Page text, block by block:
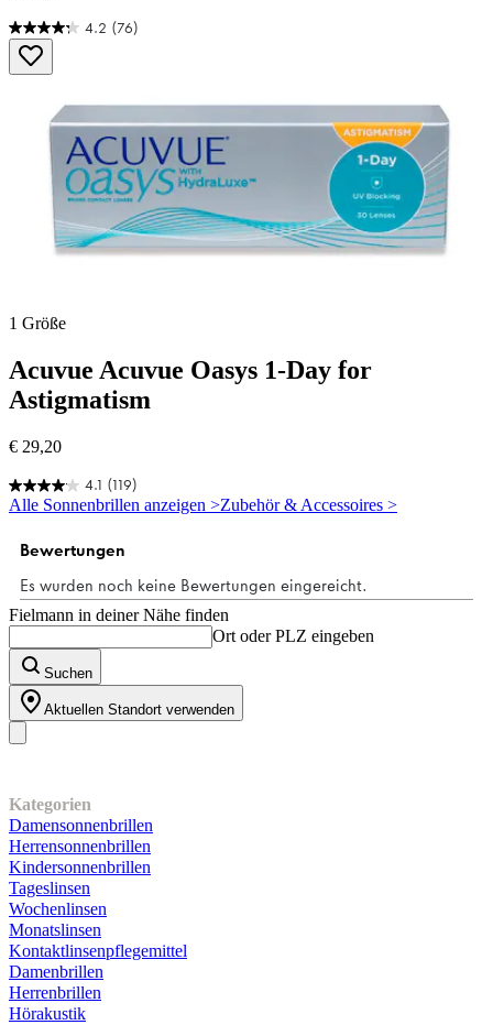
4.2 (76)
4.2
von
5
Bewertungen
1 Größe
Acuvue Acuvue Oasys 1-Day for
Astigmatism
€ 29,20
4.1 (119)
4.1
von
Sternen.
Bewertungen
Alle Sonnenbrillen anzeigen >Zubehör & Accessoires >
Fielmann in deiner Nähe finden
Ort oder PLZ eingeben
Suchen
Aktuellen Standort verwenden
Kategorien
Damensonnenbrillen
Herrensonnenbrillen
Kindersonnenbrillen
Tageslinsen
Wochenlinsen
Monatslinsen
Kontaktlinsenpflegemittel
Damenbrillen
Herrenbrillen
Hörakustik